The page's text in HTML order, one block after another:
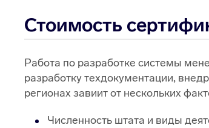
Стоимость
Работа по разработке системы
разработку техдокументации,
регионах завиит от нескольких
Численность штата и виды